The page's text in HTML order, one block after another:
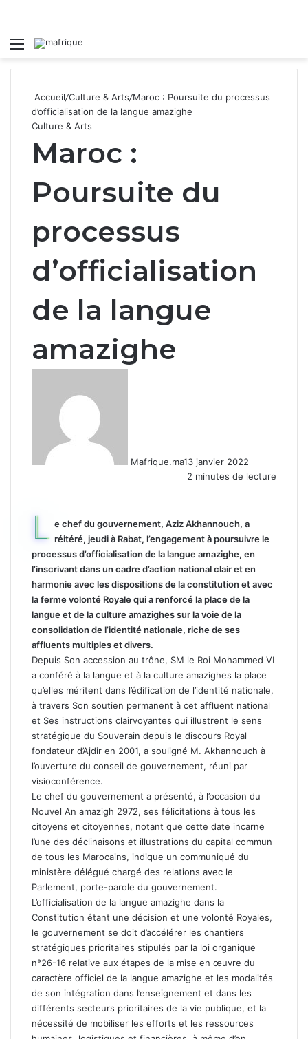
Menu
Accueil/Culture & Arts/Maroc : Poursuite du processus
d’officialisation de la langue amazighe
Culture & Arts
Maroc :
Poursuite du
processus
d’officialisation
de la langue
amazighe
Mafrique.ma13 janvier 2022
2 minutes de lecture
L e chef du gouvernement, Aziz Akhannouch, a
réitéré, jeudi à Rabat, l’engagement à poursuivre le
processus d’officialisation de la langue amazighe, en
l’inscrivant dans un cadre d’action national clair et en
harmonie avec les dispositions de la constitution et avec
la ferme volonté Royale qui a renforcé la place de la
langue et de la culture amazighes sur la voie de la
consolidation de l’identité nationale, riche de ses
affluents multiples et divers.
Depuis Son accession au trône, SM le Roi Mohammed VI
a conféré à la langue et à la culture amazighes la place
qu’elles méritent dans l’édification de l’identité nationale,
à travers Son soutien permanent à cet affluent national
et Ses instructions clairvoyantes qui illustrent le sens
stratégique du Souverain depuis le discours Royal
fondateur d’Ajdir en 2001, a souligné M. Akhannouch à
l’ouverture du conseil de gouvernement, réuni par
visioconférence.
Le chef du gouvernement a présenté, à l’occasion du
Nouvel An amazigh 2972, ses félicitations à tous les
citoyens et citoyennes, notant que cette date incarne
l’une des déclinaisons et illustrations du capital commun
de tous les Marocains, indique un communiqué du
ministère délégué chargé des relations avec le
Parlement, porte-parole du gouvernement.
L’officialisation de la langue amazighe dans la
Constitution étant une décision et une volonté Royales,
le gouvernement se doit d’accélérer les chantiers
stratégiques prioritaires stipulés par la loi organique
n°26-16 relative aux étapes de la mise en œuvre du
caractère officiel de la langue amazighe et les modalités
de son intégration dans l’enseignement et dans les
différents secteurs prioritaires de la vie publique, et la
nécessité de mobiliser les efforts et les ressources